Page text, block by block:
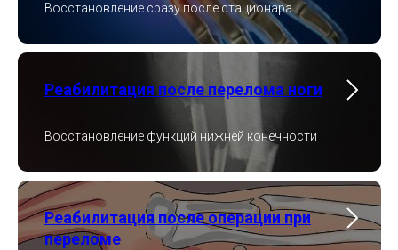
Восстановление сразу после стационара
Реабилитация после перелома ноги
Восстановление функций нижней конечности
Реабилитация после операции при
переломе